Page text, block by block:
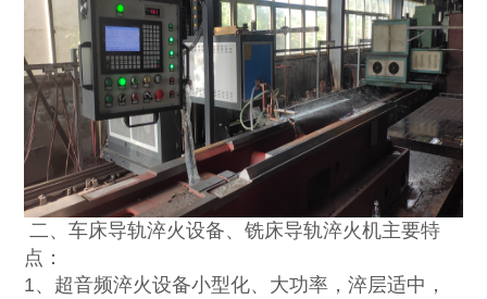
二、车床导轨淬火设备、铣床导轨淬火机主要特
点：
1、超音频淬火设备小型化、大功率，淬层适中，